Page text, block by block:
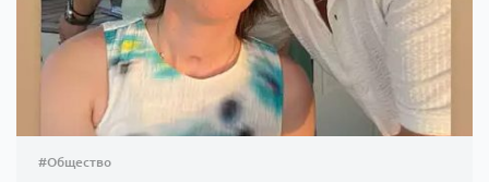
#Общество